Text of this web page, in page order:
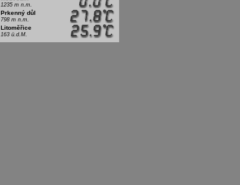
1235 m n.m.
Prkenný důl
798 m n.m.
Litoměřice
163 ü.d.M.